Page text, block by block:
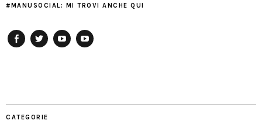
#MANUSOCIAL: MI TROVI ANCHE QUI
CATEGORIE